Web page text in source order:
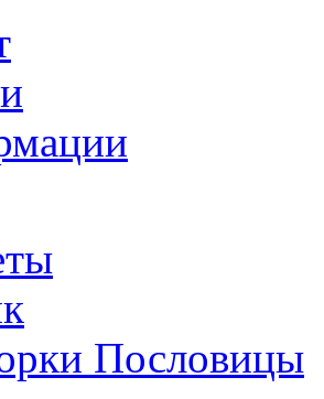
Пословицы